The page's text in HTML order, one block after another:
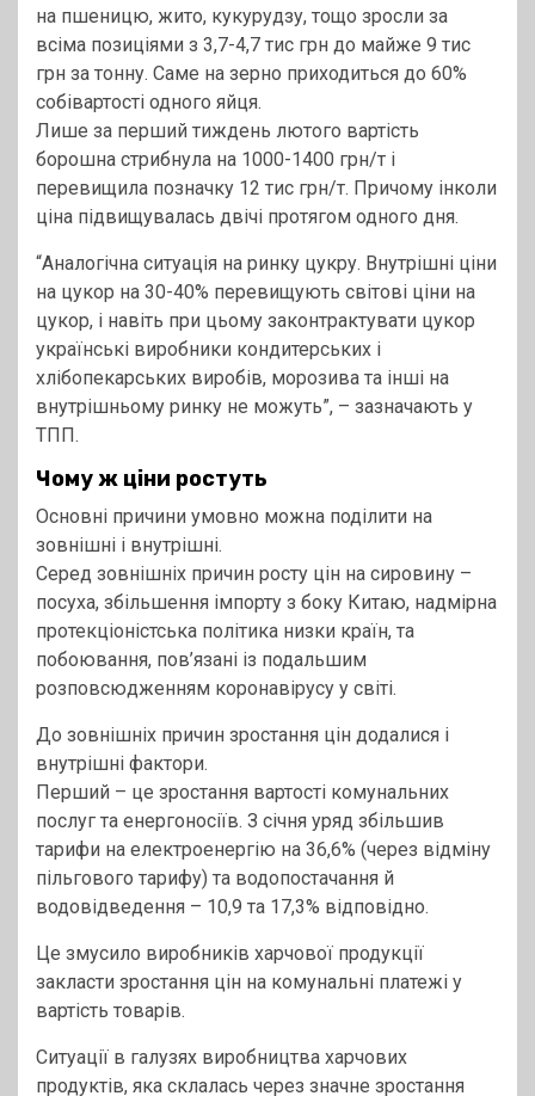
на пшеницю, жито, кукурудзу, тощо зросли за
всіма позиціями з 3,7-4,7 тис грн до майже 9 тис
грн за тонну. Саме на зерно приходиться до 60%
собівартості одного яйця.
Лише за перший тиждень лютого вартість
борошна стрибнула на 1000-1400 грн/т і
перевищила позначку 12 тис грн/т. Причому інколи
ціна підвищувалась двічі протягом одного дня.
“Аналогічна ситуація на ринку цукру. Внутрішні ціни
на цукор на 30-40% перевищують світові ціни на
цукор, і навіть при цьому законтрактувати цукор
українські виробники кондитерських і
хлібопекарських виробів, морозива та інші на
внутрішньому ринку не можуть”, – зазначають у
ТПП.
Чому ж ціни ростуть
Основні причини умовно можна поділити на
зовнішні і внутрішні.
Серед зовнішніх причин росту цін на сировину –
посуха, збільшення імпорту з боку Китаю, надмірна
протекціоністська політика низки країн, та
побоювання, пов’язані із подальшим
розповсюдженням коронавірусу у світі.
До зовнішніх причин зростання цін додалися і
внутрішні фактори.
Перший – це зростання вартості комунальних
послуг та енергоносіїв. З січня уряд збільшив
тарифи на електроенергію на 36,6% (через відміну
пільгового тарифу) та водопостачання й
водовідведення – 10,9 та 17,3% відповідно.
Це змусило виробників харчової продукції
закласти зростання цін на комунальні платежі у
вартість товарів.
Ситуації в галузях виробництва харчових
продуктів, яка склалась через значне зростання